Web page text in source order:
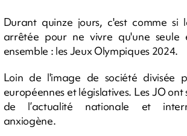
Durant quinze jours, c'est comme si
arrêtée pour ne vivre qu'une seule
ensemble : les Jeux Olympiques 2024.
Loin de l'image de société divisée
européennes et législatives. Les JO ont
de l’actualité nationale et
anxiogène.